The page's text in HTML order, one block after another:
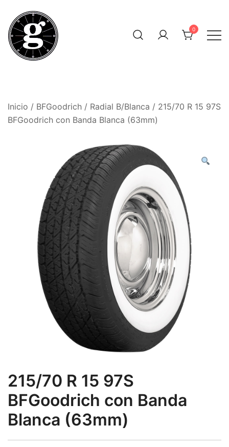
contenido
0
Inicio / BFGoodrich / Radial B/Blanca / 215/70 R 15 97S
BFGoodrich con Banda Blanca (63mm)
215/70 R 15 97S
BFGoodrich con Banda
Blanca (63mm)